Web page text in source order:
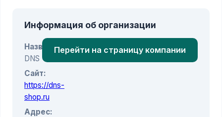
Информация об организации
Название:
DNS
Сайт:
https://dns-
shop.ru
Адрес:
Перейти на страницу компании